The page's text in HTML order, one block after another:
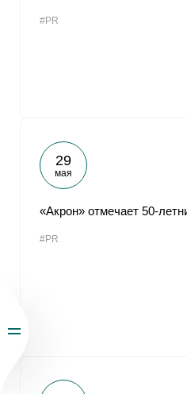
#PR
29
мая
«Акрон» отмечает 50-
#PR